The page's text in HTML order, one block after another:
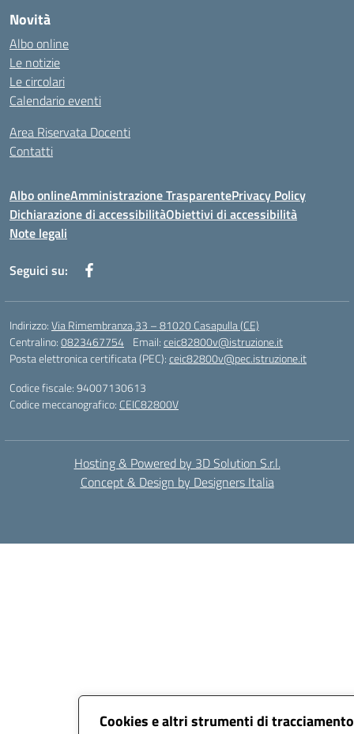
Cookies e altri strumenti di tracciamento
Novità
Albo online
Le notizie
Le circolari
Calendario eventi
Area Riservata Docenti
Contatti
Albo onlineAmministrazione TrasparentePrivacy Policy
Dichiarazione di accessibilitàObiettivi di accessibilità
Note legali
Seguici su:
Indirizzo:Via Rimembranza,33 – 81020 Casapulla (CE)
Centralino:0823467754 Email:ceic82800v@istruzione.it
Posta elettronica certificata (PEC):ceic82800v@pec.istruzione.it
Codice fiscale: 94007130613
Codice meccanografico: CEIC82800V
Hosting & Powered by 3D Solution S.r.l.
Concept & Design by Designers Italia